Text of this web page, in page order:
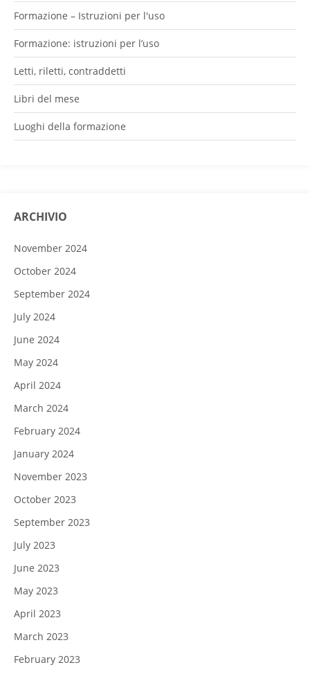
Formazione – Istruzioni per l'uso
Formazione: istruzioni per l’uso
Letti, riletti, contraddetti
Libri del mese
Luoghi della formazione
ARCHIVIO
November 2024
October 2024
September 2024
July 2024
June 2024
May 2024
April 2024
March 2024
February 2024
January 2024
November 2023
October 2023
September 2023
July 2023
June 2023
May 2023
April 2023
March 2023
February 2023